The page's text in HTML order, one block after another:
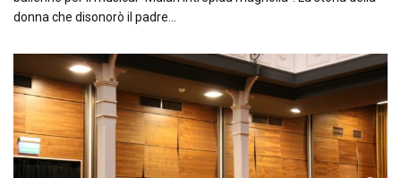
donna che disonorò il padre…